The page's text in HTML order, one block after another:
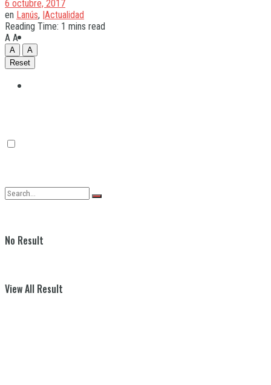
No Result
View All Result
6 octubre, 2017
en Lanús, |Actualidad
Reading Time: 1 mins read
A A
A
A
Reset